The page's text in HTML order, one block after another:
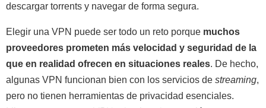
descargar torrents y navegar de forma segura.
Elegir una VPN puede ser todo un reto porque muchos
proveedores prometen más velocidad y seguridad de la
que en realidad ofrecen en situaciones reales. De hecho,
algunas VPN funcionan bien con los servicios de streaming,
pero no tienen herramientas de privacidad esenciales.